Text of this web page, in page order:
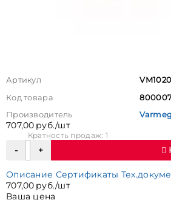
Артикул
Код товара
Производитель
707,00 руб./шт
Кратность продаж: 1
Описание Сертификаты
707,00 руб./шт
Ваша цена